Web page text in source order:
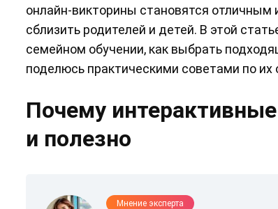
онлайн-викторины становятся отличным
сблизить родителей и детей. В этой
семейном обучении, как выбрать
поделюсь практическими советами по их
Почему
и полезно
Мнение эксперта